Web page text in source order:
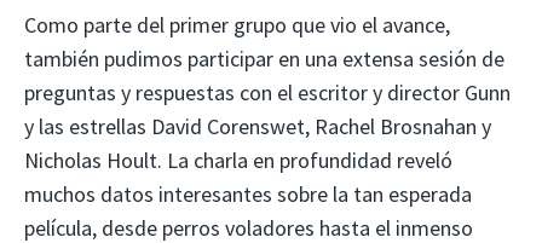
Como parte del primer grupo que vio el avance,
también pudimos participar en una extensa sesión de
preguntas y respuestas con el escritor y director Gunn
y las estrellas David Corenswet, Rachel Brosnahan y
Nicholas Hoult. La charla en profundidad reveló
muchos datos interesantes sobre la tan esperada
película, desde perros voladores hasta el inmenso